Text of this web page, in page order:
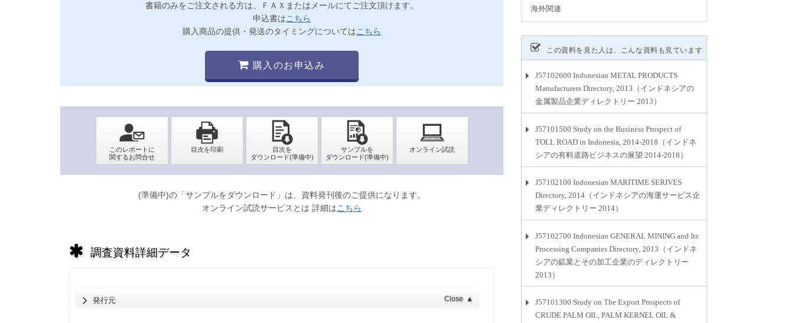
書籍のみをご注文される方は、ＦＡＸまたはメールにてご注文頂けます。
申込書はこちら
購入商品の提供・発送のタイミングについてはこちら
購入のお申込み
(準備中)の「サンプルをダウンロード」は、資料発刊後のご提供になります。
オンライン試読サービスとは 詳細はこちら
調査資料詳細データ
発行元 Close ▲
海外関連
この資料を見た人は、こんな資料も見ています
J57102600 Indonesian METAL PRODUCTS
Manufacturers Directory, 2013（インドネシアの
金属製品企業ディレクトリー 2013）
J57101500 Study on the Business Prospect of
TOLL ROAD in Indonesia, 2014-2018（インドネ
シアの有料道路ビジネスの展望 2014-2018）
J57102100 Indonesian MARITIME SERIVES
Directory, 2014（インドネシアの海運サービス企
業ディレクトリー 2014）
J57102700 Indonesian GENERAL MINING and Its
Processing Companies Directory, 2013（インドネ
シアの鉱業とその加工企業のディレクトリー
2013）
J57101300 Study on The Export Prospects of
CRUDE PALM OIL, PALM KERNEL OIL &